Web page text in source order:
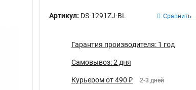
Артикул: DS-1291ZJ-BL Сравнить
Гарантия производителя: 1 год
Самовывоз: 2 дня
Курьером от 490 ₽ 2-3 дней